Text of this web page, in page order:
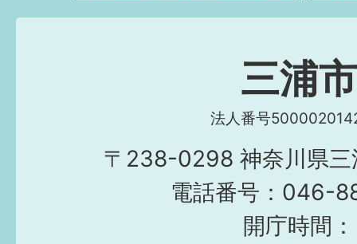
三浦市
法人番号
〒238-0298 神奈川県三
電話番号：046-
開庁時間：